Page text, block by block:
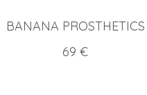
BANANA PROSTHETICS
Prix
69 €